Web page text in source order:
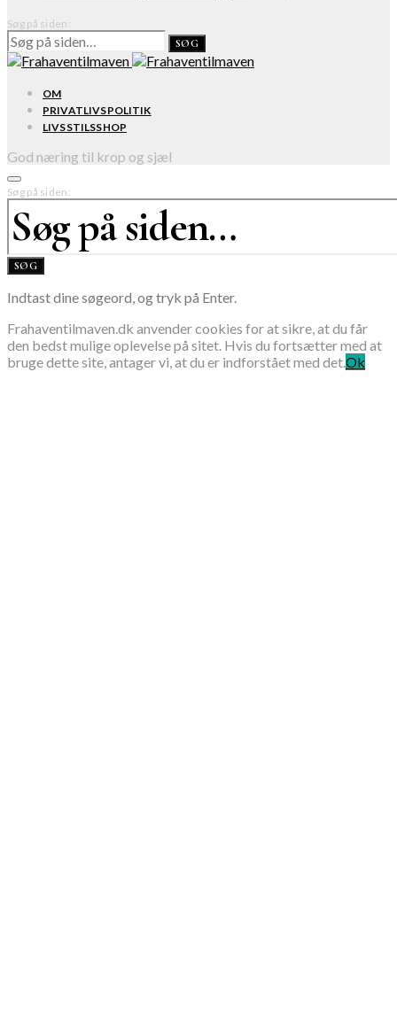
Søg på siden:
SØG
OM
PRIVATLIVSPOLITIK
LIVSSTILSSHOP
God næring til krop og sjæl
Søg på siden:
SØG
Indtast dine søgeord, og tryk på Enter.
Frahaventilmaven.dk anvender cookies for at sikre, at du får
den bedst mulige oplevelse på sitet. Hvis du fortsætter med at
bruge dette site, antager vi, at du er indforstået med det.Ok